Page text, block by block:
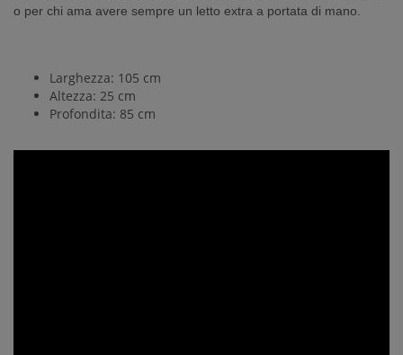
o per chi ama avere sempre un letto extra a portata di mano.
Larghezza: 105 cm
Altezza: 25 cm
Profondita: 85 cm